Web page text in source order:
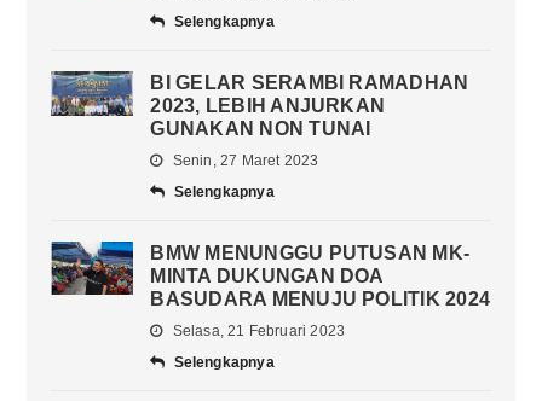
Selengkapnya
BI GELAR SERAMBI RAMADHAN
2023, LEBIH ANJURKAN
GUNAKAN NON TUNAI
Senin, 27 Maret 2023
Selengkapnya
BMW MENUNGGU PUTUSAN MK-
MINTA DUKUNGAN DOA
BASUDARA MENUJU POLITIK 2024
Selasa, 21 Februari 2023
Selengkapnya